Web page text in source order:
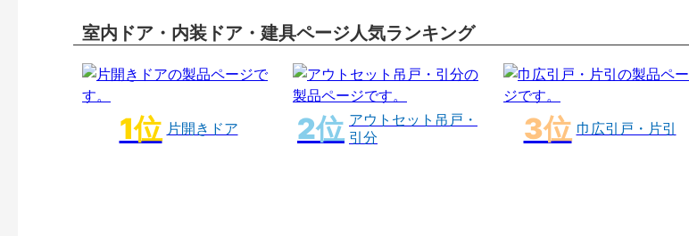
室内ドア・内装ドア・建具ページ人気ランキング
片開きドア
アウトセット吊戸・
引分
巾広引戸・片引